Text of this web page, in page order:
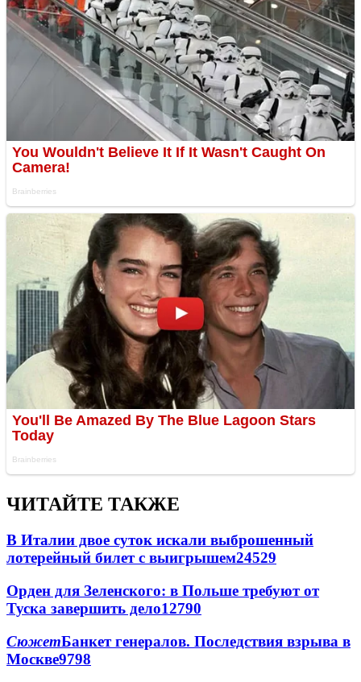
ЧИТАЙТЕ ТАКЖЕ
В Италии двое суток искали выброшенный
лотерейный билет с выигрышем24529
Орден для Зеленского: в Польше требуют от
Туска завершить дело12790
СюжетБанкет генералов. Последствия взрыва в
Москве9798